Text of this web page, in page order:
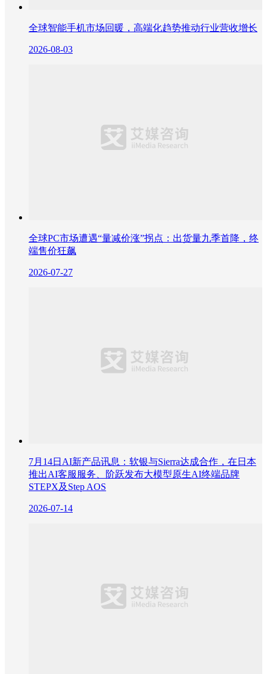
全球智能手机市场回暖，高端化趋势推动行业营收增长
2026-08-03
全球PC市场遭遇“量减价涨”拐点：出货量九季首降，终
端售价狂飙
2026-07-27
7月14日AI新产品讯息：软银与Sierra达成合作，在日本
推出AI客服服务、阶跃发布大模型原生AI终端品牌
STEPX及Step AOS
2026-07-14